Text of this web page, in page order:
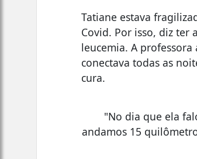
Tatiane estava
Covid. Por isso, diz ter
leucemia. A
conectava todas as
cura.
"No dia que ela
andamos 15